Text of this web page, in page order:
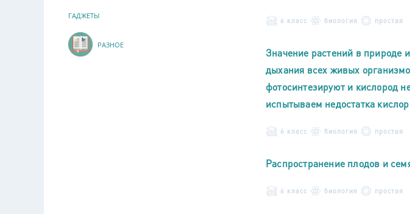
6 класс биология простая
Значение растений в природе
дыхания всех живых
фотосинтезируют и кислород
испытываем недостатка
6 класс биология простая
Распространение плодов и
6 класс биология простая
ГАДЖЕТЫ
РАЗНОЕ